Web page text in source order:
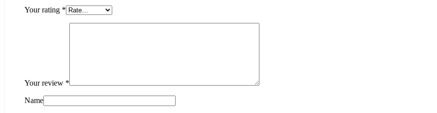
Your rating *
Your review *
Name